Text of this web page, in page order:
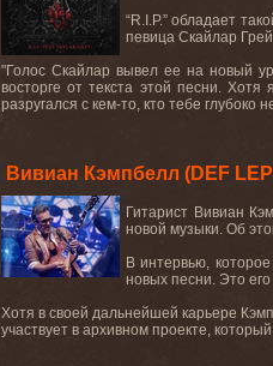
“R.I.P.” обладает
певица Скайлар
"Голос Скайлар вывел ее на новый
восторге от текста этой песни.
разругался с кем-то, кто тебе
Вивиан Кэмпбелл (DEF
Гитарист Вивиан
новой музыки. Об
В интервью,
новых песни. Это его
Хотя в своей дальнейшей карьере
участвует в архивном проекте,